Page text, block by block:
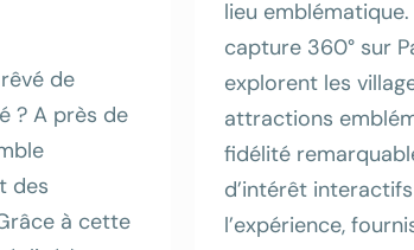
de
? A près de
des
à cette
lieu
capture 360° sur
explorent les
attractions
fidélité
d’intérêt
l’expérience,